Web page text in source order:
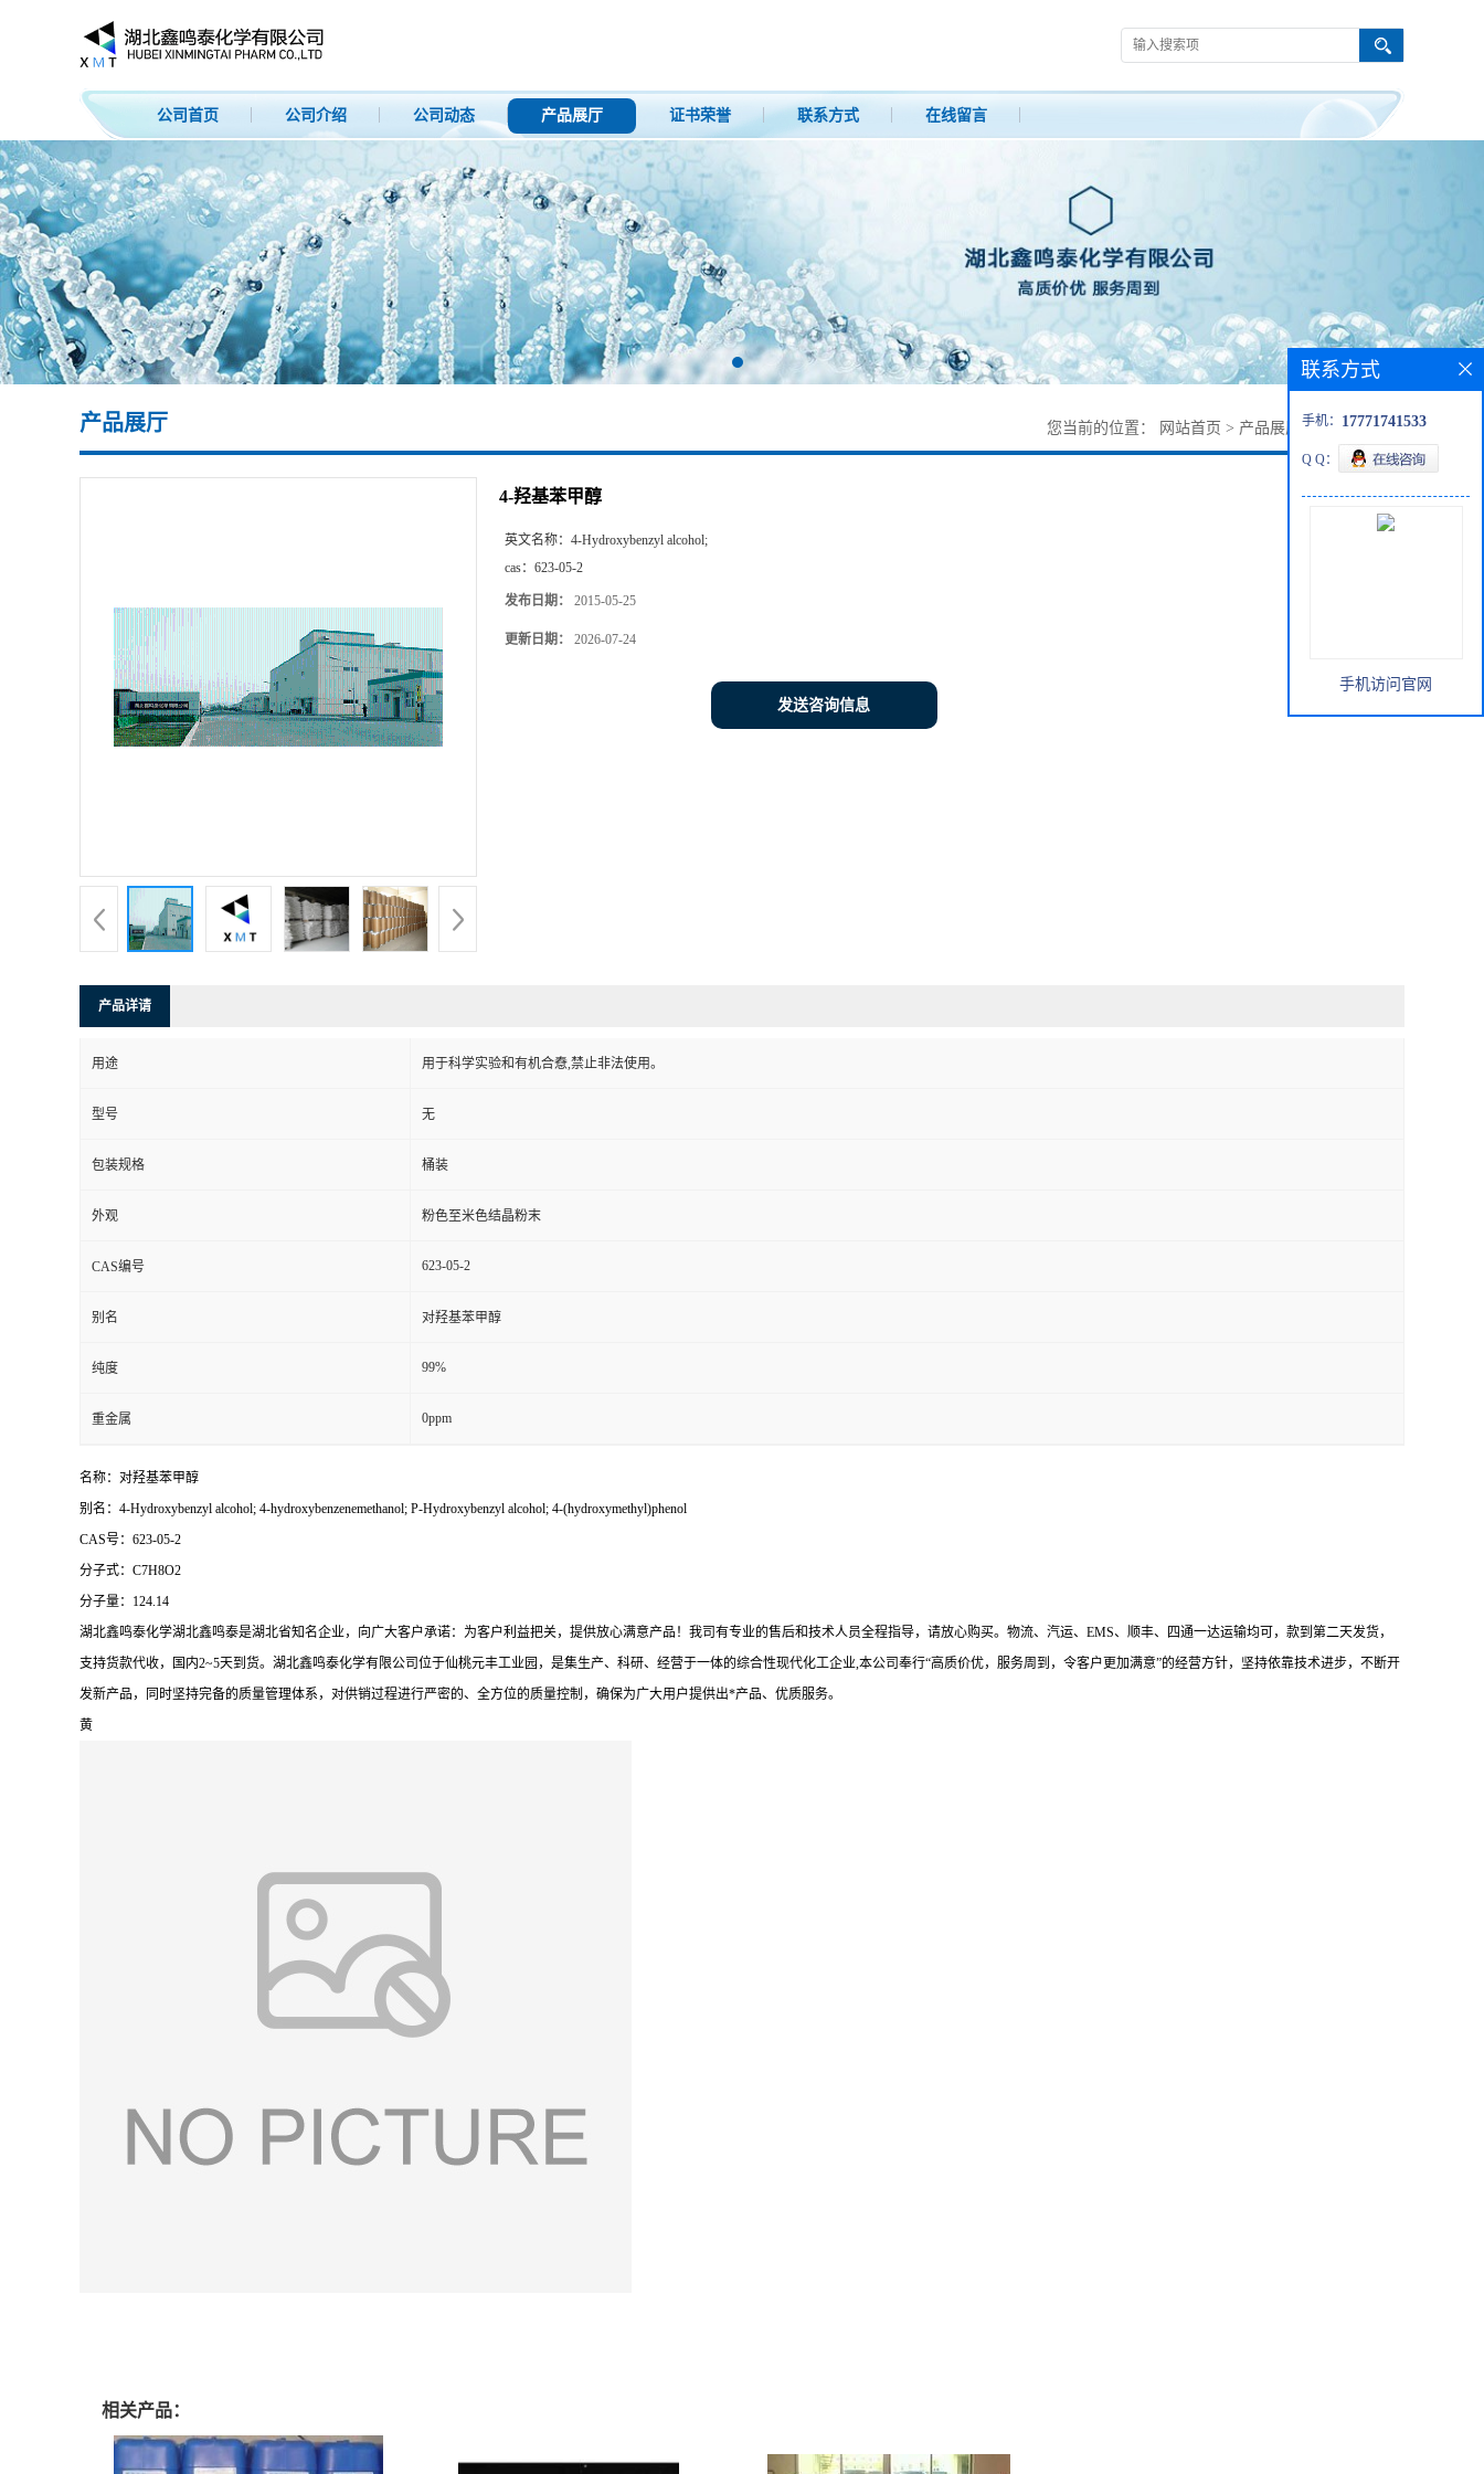
公司首页 公司介绍 公司动态 产品展厅 证书荣誉 联系方式 在线留言
产品展厅 您当前的位置： 网站首页 > 产品展厅 > 4-羟基苯甲醇
4-羟基苯甲醇
英文名称： 4-Hydroxybenzyl alcohol;
cas： 623-05-2
发布日期： 2015-05-25
更新日期： 2026-07-24
发送咨询信息
产品详请
用途 用于科学实验和有机合憃,禁止非法使用。
型号 无
包装规格 桶装
外观 粉色至米色结晶粉末
CAS编号 623-05-2
别名 对羟基苯甲醇
纯度 99%
重金属 0ppm
名称：对羟基苯甲醇
别名：4-Hydroxybenzyl alcohol; 4-hydroxybenzenemethanol; P-Hydroxybenzyl alcohol; 4-(hydroxymethyl)phenol
CAS号：623-05-2
分子式：C7H8O2
分子量：124.14
湖北鑫鸣泰化学湖北鑫鸣泰是湖北省知名企业，向广大客户承诺：为客户利益把关，提供放心满意产品！我司有专业的售后和技术人员全程指导，请放心购买。物流、汽运、EMS、顺丰、四通一达运输均可，款到第二天发货，
支持货款代收，国内2~5天到货。湖北鑫鸣泰化学有限公司位于仙桃元丰工业园，是集生产、科研、经营于一体的综合性现代化工企业,本公司奉行“高质价优，服务周到，令客户更加满意”的经营方针，坚持依靠技术进步，不断开
发新产品，同时坚持完备的质量管理体系，对供销过程进行严密的、全方位的质量控制，确保为广大用户提供出*产品、优质服务。
黄
相关产品：
联系方式
手机： 17771741533
Q Q：
手机访问官网